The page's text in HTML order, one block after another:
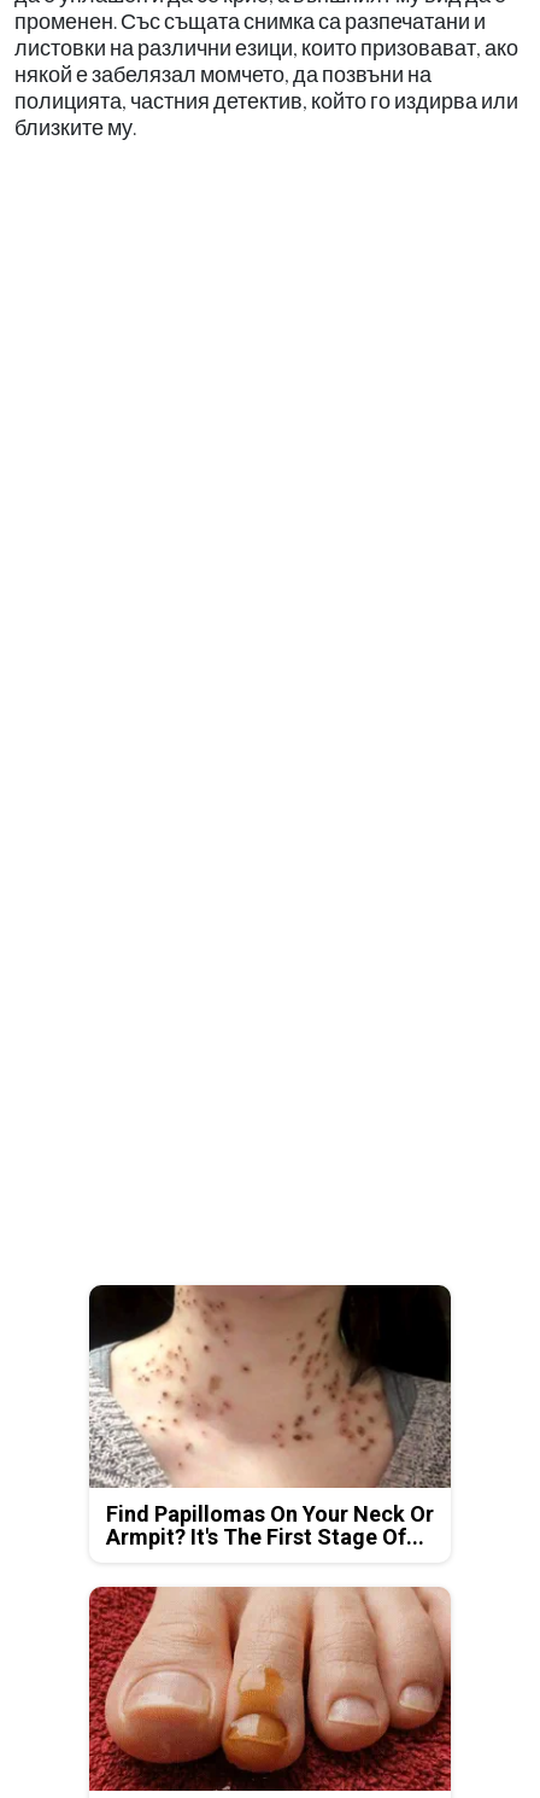
променен. Със същата снимка са разпечатани и
листовки на различни езици, които призовават, ако
някой е забелязал момчето, да позвъни на
полицията, частния детектив, който го издирва или
близките му.
Find Papillomas On Your Neck Or
Armpit? It's The First Stage Of...